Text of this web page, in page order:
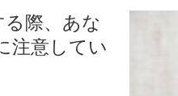
際、あな
注意してい